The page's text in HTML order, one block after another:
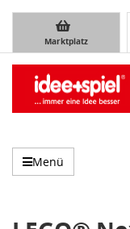
Marktplatz
Menü